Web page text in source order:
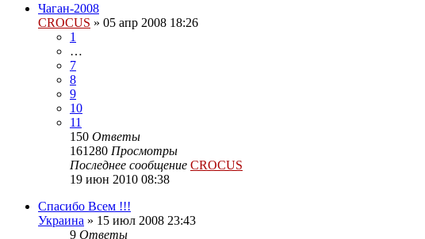
Чаган-2008
CROCUS » 05 апр 2008 18:26
1
…
7
8
9
10
11
150 Ответы
161280 Просмотры
Последнее сообщение CROCUS
19 июн 2010 08:38
Спасибо Всем !!!
Украина » 15 июл 2008 23:43
9 Ответы